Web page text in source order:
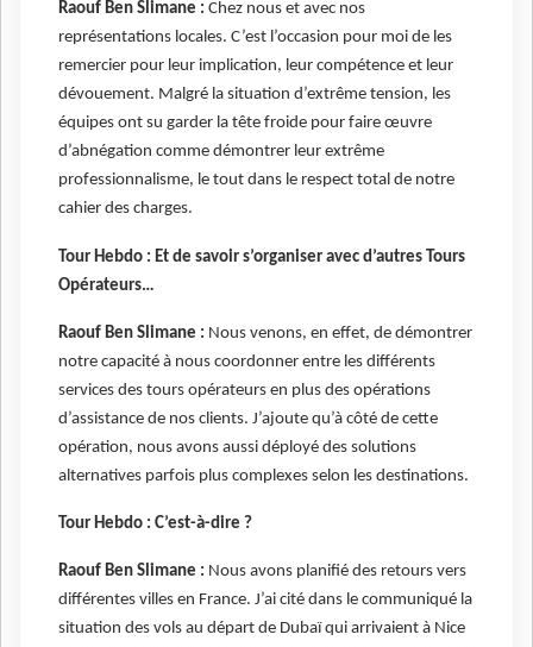
Raouf Ben Slimane : Chez nous et avec nos
représentations locales. C’est l’occasion pour moi de les
remercier pour leur implication, leur compétence et leur
dévouement. Malgré la situation d’extrême tension, les
équipes ont su garder la tête froide pour faire œuvre
d’abnégation comme démontrer leur extrême
professionnalisme, le tout dans le respect total de notre
cahier des charges.
Tour Hebdo : Et de savoir s’organiser avec d’autres Tours
Opérateurs…
Raouf Ben Slimane : Nous venons, en effet, de démontrer
notre capacité à nous coordonner entre les différents
services des tours opérateurs en plus des opérations
d’assistance de nos clients. J’ajoute qu’à côté de cette
opération, nous avons aussi déployé des solutions
alternatives parfois plus complexes selon les destinations.
Tour Hebdo : C’est-à-dire ?
Raouf Ben Slimane : Nous avons planifié des retours vers
différentes villes en France. J’ai cité dans le communiqué la
situation des vols au départ de Dubaï qui arrivaient à Nice